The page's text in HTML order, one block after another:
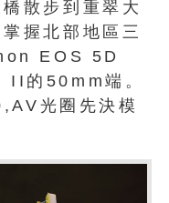
散步到重翠大
握北部地區三
EOS 5D
的50mm端。
光圈先決模